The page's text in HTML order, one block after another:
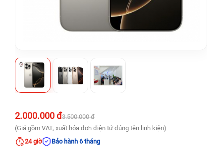
2.000.000 đ3.500.000 đ
(Giá gồm VAT, xuất hóa đơn điện tử đúng tên linh kiện)
24 giờ
Bảo hành 6 tháng